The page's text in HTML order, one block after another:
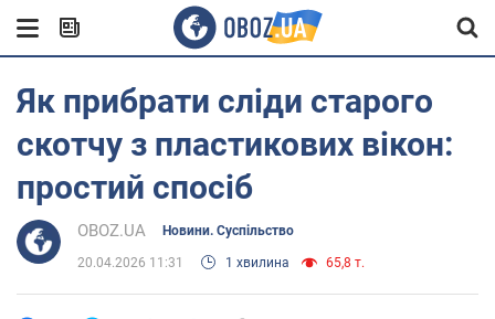
Як прибрати сліди старого
скотчу з пластикових вікон:
простий спосіб
OBOZ.UA Новини. Суспільство
20.04.2026 11:31 1 хвилина 65,8 т.